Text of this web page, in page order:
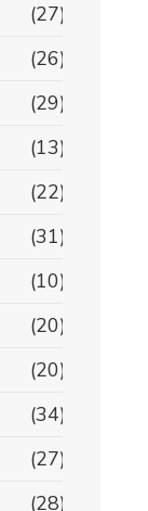
(27)
(26)
(29)
(13)
(22)
(31)
(10)
(20)
(20)
(34)
(27)
(28)